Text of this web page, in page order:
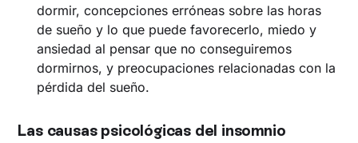
dormir, concepciones erróneas sobre las horas
de sueño y lo que puede favorecerlo, miedo y
ansiedad al pensar que no conseguiremos
dormirnos, y preocupaciones relacionadas con la
pérdida del sueño.
Las causas psicológicas del insomnio